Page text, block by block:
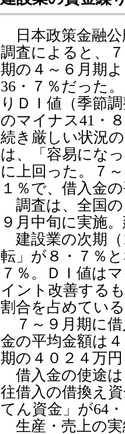
日本政策金融公
調査によると、
期の４～６月期
36・７％だった
りＤＩ値（季節
のマイナス41・
続き厳しい状況
は、「容易にな
に上回った。７
１％で、借入金
調査は、全国の
９月中旬に実施
建設業の次期（
転」が８・７％
７％。ＤＩ値は
イント改善する
割合を占めてい
７～９月期に借
金の平均金額は
期の４０２４万
借入金の使途は
往借入の借換え
てん資金」が64
生産・売上の実